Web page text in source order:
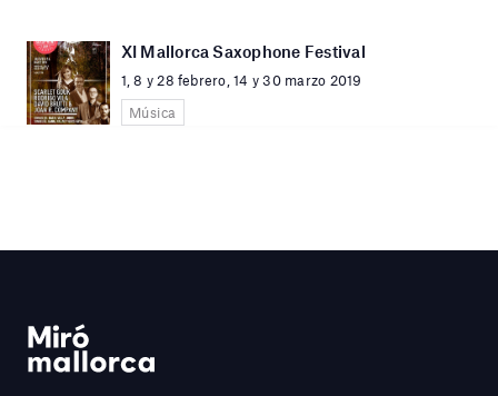
XI Mallorca Saxophone Festival
1, 8 y 28 febrero, 14 y 30 marzo 2019
Música